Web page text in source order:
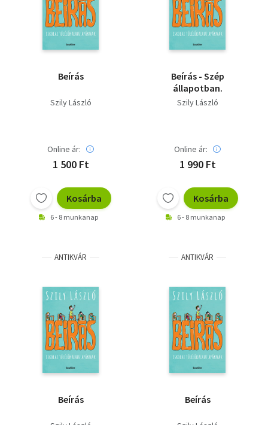
Beírás
Szily László
Online ár:
1 500 Ft
Kosárba
6 - 8 munkanap
Beírás - Szép
állapotban.
Szily László
Online ár:
1 990 Ft
Kosárba
6 - 8 munkanap
ANTIKVÁR
Beírás
ANTIKVÁR
Beírás